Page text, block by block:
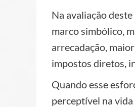
Na avaliação
marco simbólico,
arrecadação,
impostos diretos,
Quando esse
perceptível na